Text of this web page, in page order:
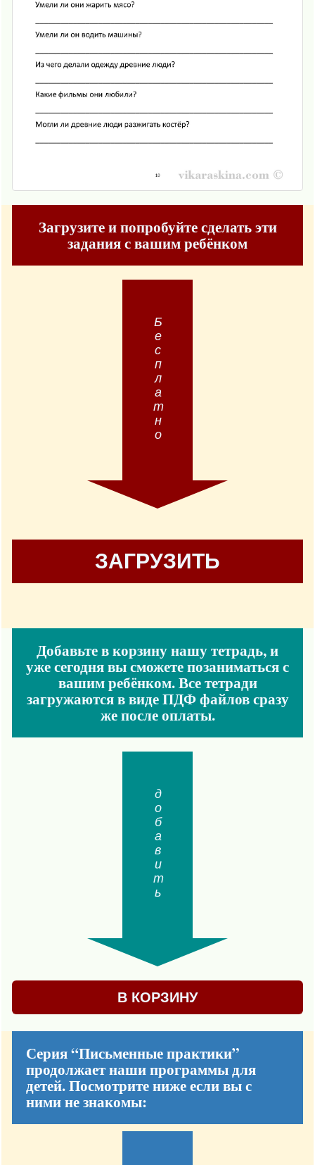
Загрузите и попробуйте сделать эти
задания с вашим ребёнком
Бесплатно
ЗАГРУЗИТЬ
Добавьте в корзину нашу тетрадь, и
уже сегодня вы сможете позаниматься с
вашим ребёнком. Все тетради
загружаются в виде ПДФ файлов сразу
же после оплаты.
добавить
В КОРЗИНУ
Серия “Письменные практики”
продолжает наши программы для
детей. Посмотрите ниже если вы с
ними не знакомы: